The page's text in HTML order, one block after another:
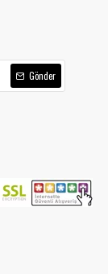
Gönder